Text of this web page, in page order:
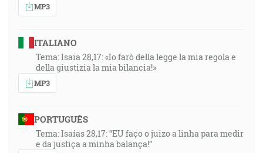
MP3
ITALIANO
Tema: Isaia 28,17: «Io farò della legge la mia regola e
della giustizia la mia bilancia!»
MP3
PORTUGUÊS
Tema: Isaías 28,17: “EU faço o juizo a linha para medir
e da justiça a minha balança!”